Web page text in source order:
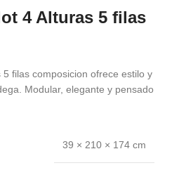
4 Alturas 5 filas
filas composicion ofrece estilo y
Modular, elegante y pensado
39 × 210 × 174 cm